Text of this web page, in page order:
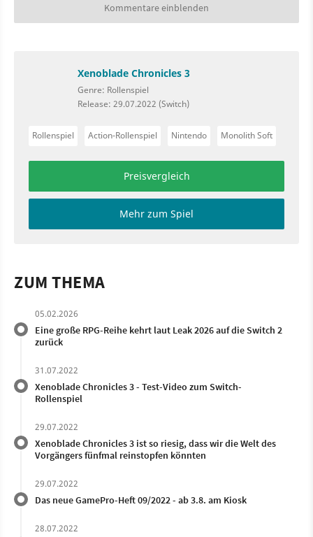
Kommentare einblenden
Xenoblade Chronicles 3
Genre: Rollenspiel
Release: 29.07.2022 (Switch)
Rollenspiel Action-Rollenspiel Nintendo Monolith Soft
Preisvergleich
Mehr zum Spiel
ZUM THEMA
05.02.2026
Eine große RPG-Reihe kehrt laut Leak 2026 auf die Switch 2
zurück
31.07.2022
Xenoblade Chronicles 3 - Test-Video zum Switch-
Rollenspiel
29.07.2022
Xenoblade Chronicles 3 ist so riesig, dass wir die Welt des
Vorgängers fünfmal reinstopfen könnten
29.07.2022
Das neue GamePro-Heft 09/2022 - ab 3.8. am Kiosk
28.07.2022